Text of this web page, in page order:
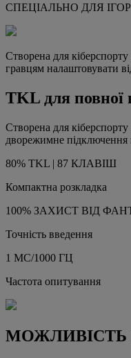
СПЕЦІАЛЬНО ДЛЯ ІГОР
Створена для
гравцям налаштовувати
TKL для повної
Створена для
дворежимне підключення
80% TKL | 87 КЛАВІШ
Компактна розкладка
100% ЗАХИСТ ВІД
Точність введення
1 МС/1000 ГЦ
Частота опитування
МОЖЛИВІСТЬ